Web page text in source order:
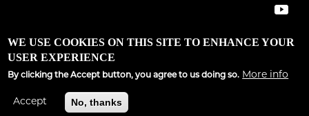
Royal Racing Club Bruxelles ©2022 All Rights Reserved
Conditions générales|
Site développé parSpargo Communications
WE USE COOKIES ON THIS SITE TO ENHANCE YOUR
USER EXPERIENCE
By clicking the Accept button, you agree to us doing so. More info
Accept No, thanks